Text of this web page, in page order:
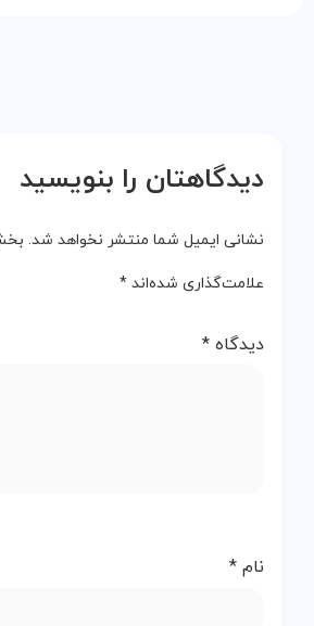
دیدگاهتان را بنویسید
نشانی ایمیل شما منتشر نخواهد شد.
علامت‌گذاری شده‌اند *
دیدگاه *
نام *